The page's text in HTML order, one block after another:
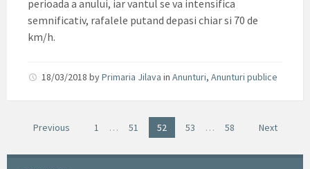
perioada a anului, iar vantul se va intensifica
semnificativ, rafalele putand depasi chiar si 70 de
km/h.
18/03/2018 byPrimaria Jilava in Anunturi, Anunturi publice
Previous 1 … 51 52 53 … 58 Next